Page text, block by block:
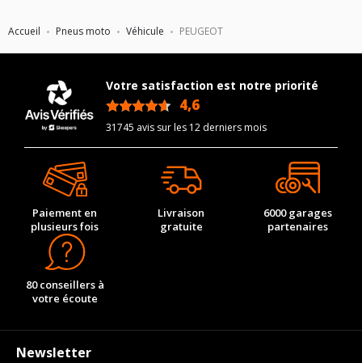
Accueil Pneus moto Véhicule PEUGEOT
XP6 SUPERMOTARD
XP6 TOP ROAD
XP7 TOP ROAD
XP7 TRAIL
XPS ENDURO
Votre satisfaction est notre priorité
4,6
31745 avis sur les 12 derniers mois
Paiement en
plusieurs fois
Livraison
gratuite
6000 garages
partenaires
80 conseillers à
votre écoute
Newsletter